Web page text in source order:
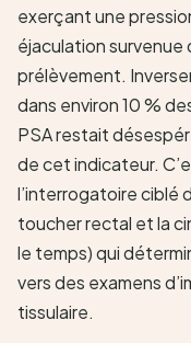
exerçant une
éjaculation survenue
prélèvement.
dans environ 10 %
PSA restait
de cet indicateur.
l’interrogatoire ciblé
toucher rectal et la
le temps) qui
vers des examens
tissulaire.